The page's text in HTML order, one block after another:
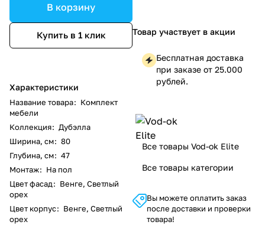
В корзину
Купить в 1 клик
Характеристики
Название товара: Комплект
мебели
Коллекция: Дубэлла
Ширина, см: 80
Глубина, см: 47
Монтаж: На пол
Цвет фасад: Венге, Светлый
орех
Цвет корпус: Венге, Светлый
орех
Товар участвует в акции
Бесплатная доставка
при заказе от 25.000
рублей.
Все товары Vod-ok Elite
Все товары категории
Вы можете оплатить заказ
после доставки и проверки
товара!